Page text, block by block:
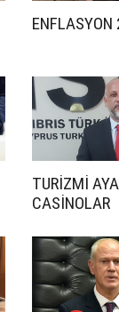
TURİZMİ
CASİNOLAR